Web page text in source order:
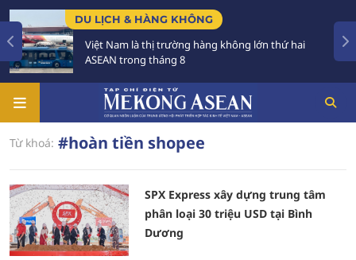
DU LỊCH & HÀNG KHÔNG
Việt Nam là thị trường hàng không lớn thứ hai
ASEAN trong tháng 8
Từ khoá: #hoàn tiền shopee
SPX Express xây dựng trung tâm
phân loại 30 triệu USD tại Bình
Dương